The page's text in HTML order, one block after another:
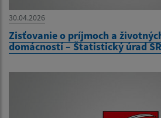
30.04.2026
Zisťovanie o príjmoch a
domácností – Štatistický úrad SR